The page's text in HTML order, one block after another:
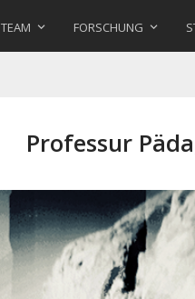
TEAM FORSCHUNG
Professur